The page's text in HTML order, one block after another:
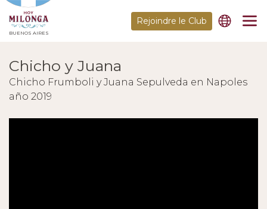
BUENOS AIRES
Rejoindre le Club
Chicho y Juana
Chicho Frumboli y Juana Sepulveda en Napoles
año 2019